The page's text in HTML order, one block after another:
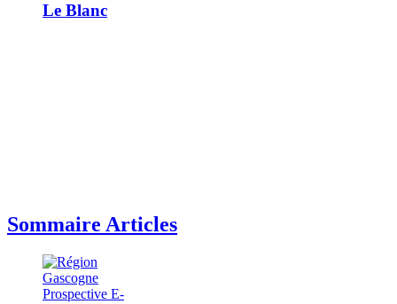
Le Blanc
Sommaire Articles